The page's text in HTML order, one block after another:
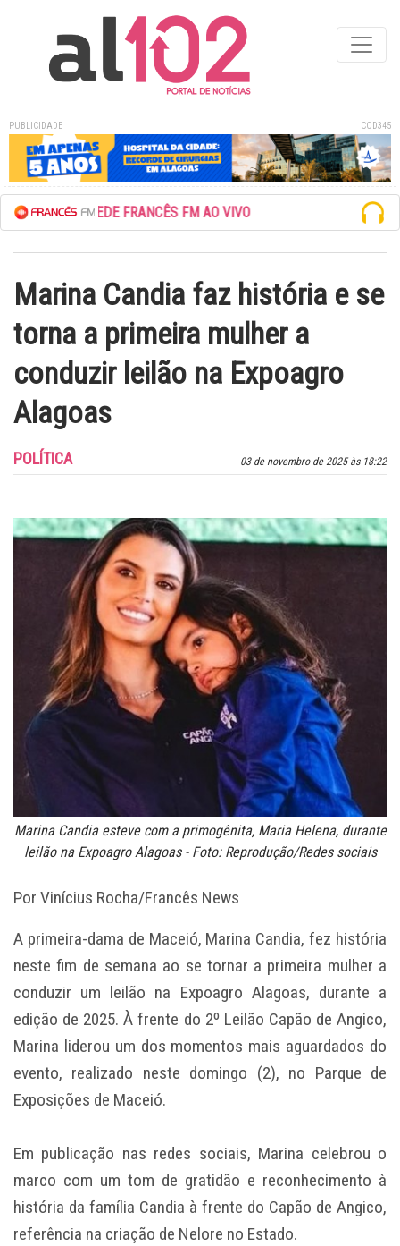
PUBLICIDADE COD345
ESCUTE A REDE FRANCÊS FM AO VIVO
Marina Candia faz história e se
torna a primeira mulher a
conduzir leilão na Expoagro
Alagoas
03 de novembro de 2025 às 18:22
POLÍTICA
Marina Candia esteve com a primogênita, Maria Helena, durante
leilão na Expoagro Alagoas - Foto: Reprodução/Redes sociais
Por Vinícius Rocha/Francês News
A primeira-dama de Maceió, Marina Candia, fez história
neste fim de semana ao se tornar a primeira mulher a
conduzir um leilão na Expoagro Alagoas, durante a
edição de 2025. À frente do 2º Leilão Capão de Angico,
Marina liderou um dos momentos mais aguardados do
evento, realizado neste domingo (2), no Parque de
Exposições de Maceió.
Em publicação nas redes sociais, Marina celebrou o
marco com um tom de gratidão e reconhecimento à
história da família Candia à frente do Capão de Angico,
referência na criação de Nelore no Estado.